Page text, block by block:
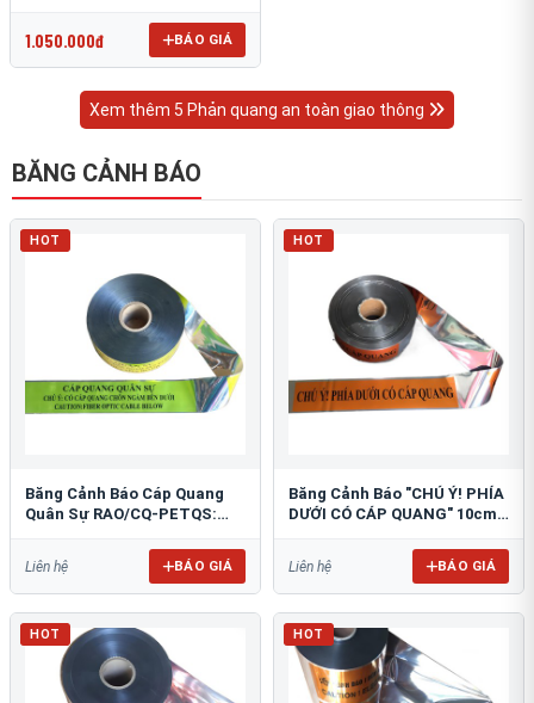
1.050.000đ BÁO GIÁ
Xem thêm 5 Phản quang an toàn giao thông
BĂNG CẢNH BÁO
HOT
Băng Cảnh Báo Cáp Quang
Quân Sự RAO/CQ-PETQS:
Liên hệ BÁO GIÁ
HOT
Băng Cảnh Báo "CHÚ Ý! PHÍA
DƯỚI CÓ CÁP QUANG" 10cm:
Liên hệ BÁO GIÁ
HOT HOT